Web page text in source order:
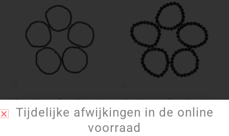
Log in om de prijzen te
bekijken
Zilver Obsidiaan
Log in om de prijzen te
bekijken
Zilver Obsidiaan
Tijdelijke afwijkingen in de online
voorraad